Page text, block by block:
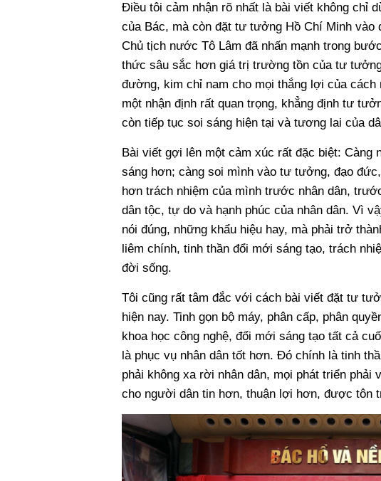
Điều tôi cảm nhận rõ nhất là bài viết không chỉ
của Bác, mà còn đặt tư tưởng Hồ Chí Minh vào
Chủ tịch nước Tô Lâm đã nhấn mạnh trong
thức sâu sắc hơn giá trị trường tồn của tư
đường, kim chỉ nam cho mọi thắng lợi của
một nhận định rất quan trọng, khẳng định tư
còn tiếp tục soi sáng hiện tại và tương lai của
Bài viết gợi lên một cảm xúc rất đặc biệt: Càng
sáng hơn; càng soi mình vào tư tưởng, đạo
hơn trách nhiệm của mình trước nhân dân,
dân tộc, tự do và hạnh phúc của nhân dân. Vì
nói đúng, những khẩu hiệu hay, mà phải trở
liêm chính, tinh thần đổi mới sáng tạo, trách
đời sống.
Tôi cũng rất tâm đắc với cách bài viết đặt tư
hiện nay. Tinh gọn bộ máy, phân cấp, phân
khoa học công nghệ, đổi mới sáng tạo tất cả
là phục vụ nhân dân tốt hơn. Đó chính là tinh
phải không xa rời nhân dân, mọi phát triển phải
cho người dân tin hơn, thuận lợi hơn, được tôn